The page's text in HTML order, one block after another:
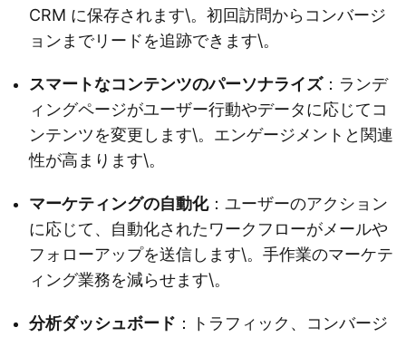
CRM に保存されます\。初回訪問からコンバージ
ョンまでリードを追跡できます\。
スマートなコンテンツのパーソナライズ：ランデ
ィングページがユーザー行動やデータに応じてコ
ンテンツを変更します\。エンゲージメントと関連
性が高まります\。
マーケティングの自動化：ユーザーのアクション
に応じて、自動化されたワークフローがメールや
フォローアップを送信します\。手作業のマーケテ
ィング業務を減らせます\。
分析ダッシュボード ：トラフィック、コンバージ